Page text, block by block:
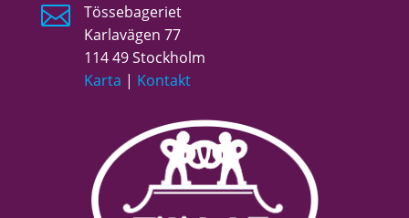

Tössebageriet
Karlavägen 77
114 49 Stockholm
Karta | Kontakt